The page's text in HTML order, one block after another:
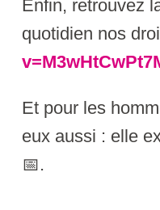
Enfin, retrouvez
quotidien nos
Et pour les
eux aussi : elle
📅.